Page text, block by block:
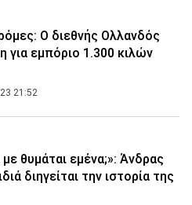
Ο διεθνής Ολλανδός
για εμπόριο 1.300 κιλών
21:52
θυμάται εμένα;»: Άνδρας
διηγείται την ιστορία της